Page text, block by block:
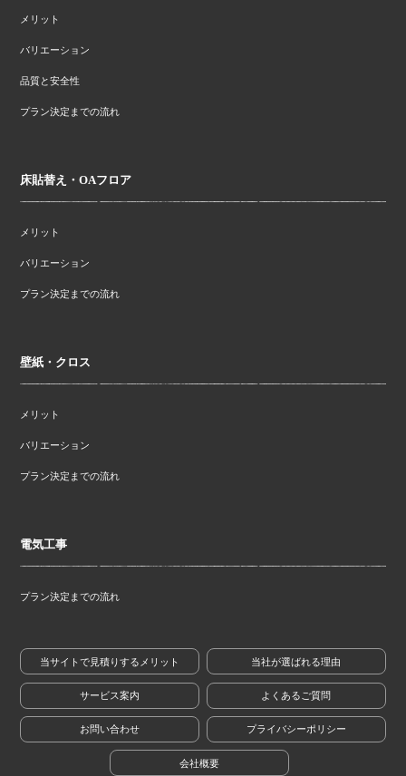
メリット
バリエーション
品質と安全性
プラン決定までの流れ
床貼替え・OAフロア
メリット
バリエーション
プラン決定までの流れ
壁紙・クロス
メリット
バリエーション
プラン決定までの流れ
電気工事
プラン決定までの流れ
当サイトで見積りするメリット 当社が選ばれる理由
サービス案内 よくあるご質問
お問い合わせ プライバシーポリシー
会社概要